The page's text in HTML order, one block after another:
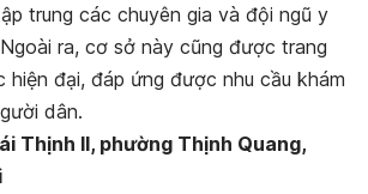
trung các chuyên gia và đội ngũ y
ra, cơ sở này cũng được trang
hiện đại, đáp ứng được nhu cầu khám
dân.
Thịnh II, phường Thịnh Quang,